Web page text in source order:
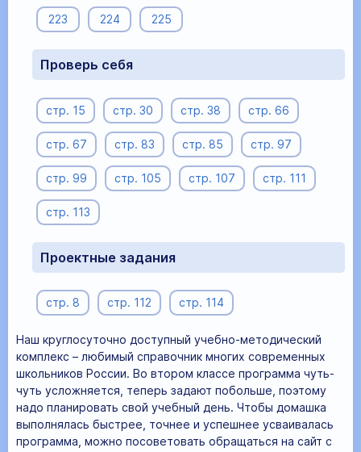
223 224 225
Проверь себя
стр. 15 стр. 30 стр. 38 стр. 66
стр. 67 стр. 83 стр. 85 стр. 97
стр. 99 стр. 105 стр. 107 стр. 111
стр. 113
Проектные задания
стр. 8 стр. 112 стр. 114
Наш круглосуточно доступный учебно-методический
комплекс – любимый справочник многих современных
школьников России. Во втором классе программа чуть-
чуть усложняется, теперь задают побольше, поэтому
надо планировать свой учебный день. Чтобы домашка
выполнялась быстрее, точнее и успешнее усваивалась
программа, можно посоветовать обращаться на сайт с